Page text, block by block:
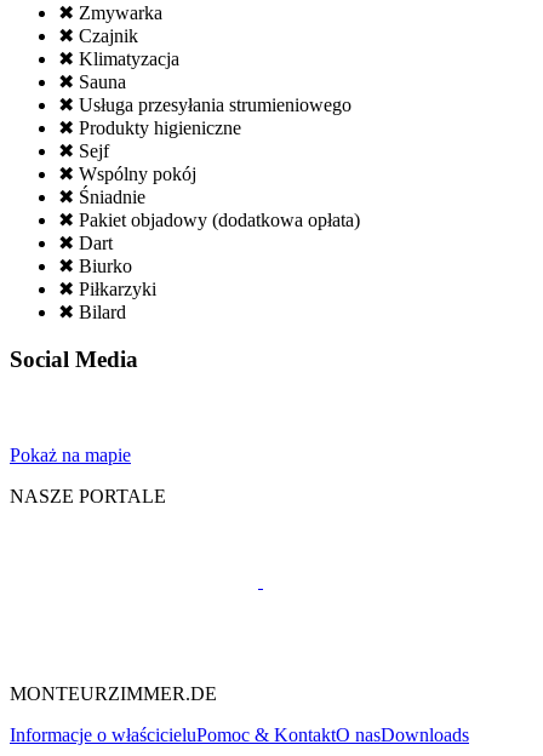
✖ Zmywarka
✖ Czajnik
✖ Klimatyzacja
✖ Sauna
✖ Usługa przesyłania strumieniowego
✖ Produkty higieniczne
✖ Sejf
✖ Wspólny pokój
✖ Śniadnie
✖ Pakiet objadowy (dodatkowa opłata)
✖ Dart
✖ Biurko
✖ Piłkarzyki
✖ Bilard
Social Media
Pokaż na mapie
NASZE PORTALE
MONTEURZIMMER.DE
Informacje o właścicieluPomoc & KontaktO nasDownloads